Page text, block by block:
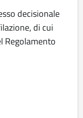
decisionale
di cui
Regolamento